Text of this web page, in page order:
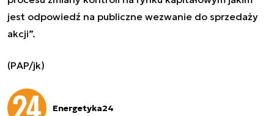
jest odpowiedź na publiczne wezwanie do sprzedaży
akcji”.
(PAP/jk)
Energetyka24